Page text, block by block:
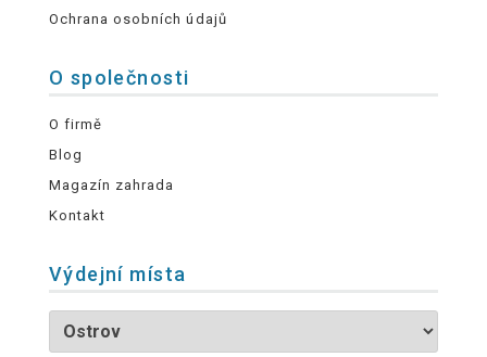
Ochrana osobních údajů
O společnosti
O firmě
Blog
Magazín zahrada
Kontakt
Výdejní místa